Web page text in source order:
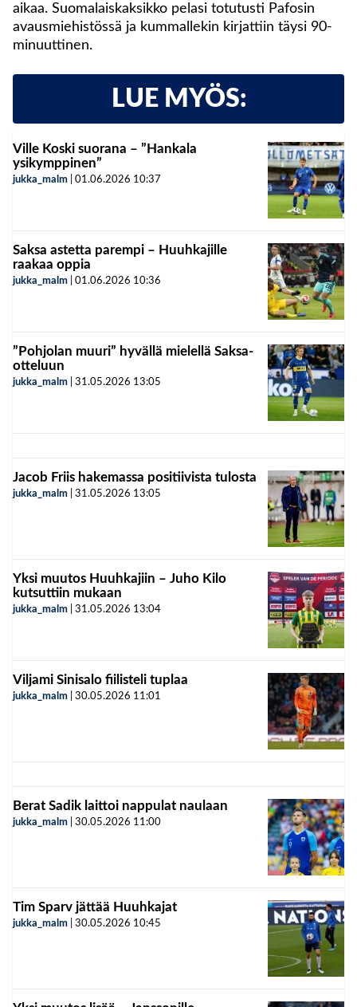
aikaa. Suomalaiskaksikko pelasi totutusti Pafosin
avausmiehistössä ja kummallekin kirjattiin täysi 90-
minuuttinen.
LUE MYÖS:
Ville Koski suorana – ”Hankala
ysikymppinen”
jukka_malm 01.06.2026 10:37
Saksa astetta parempi – Huuhkajille
raakaa oppia
jukka_malm 01.06.2026 10:36
”Pohjolan muuri” hyvällä mielellä Saksa-
otteluun
jukka_malm 31.05.2026 13:05
Jacob Friis hakemassa positiivista tulosta
jukka_malm 31.05.2026 13:05
Yksi muutos Huuhkajiin – Juho Kilo
kutsuttiin mukaan
jukka_malm 31.05.2026 13:04
Viljami Sinisalo fiilisteli tuplaa
jukka_malm 30.05.2026 11:01
Berat Sadik laittoi nappulat naulaan
jukka_malm 30.05.2026 11:00
Tim Sparv jättää Huuhkajat
jukka_malm 30.05.2026 10:45